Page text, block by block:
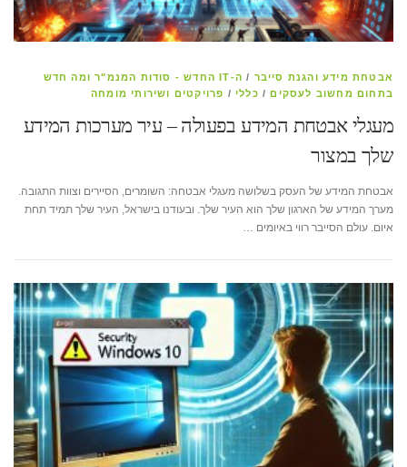
אבטחת מידע והגנת סייבר /
ה-IT החדש - סודות המנמ"ר ומה חדש
בתחום מחשוב לעסקים / כללי / פרויקטים ושירותי מומחה
מעגלי אבטחת המידע בפעולה – עיר מערכות המידע
שלך במצור
אבטחת המידע של העסק בשלושה מעגלי אבטחה: השומרים, הסיירים וצוות התגובה.
מערך המידע של הארגון שלך הוא העיר שלך. ובעודנו בישראל, העיר שלך תמיד תחת
איום. עולם הסייבר רווי באיומים …